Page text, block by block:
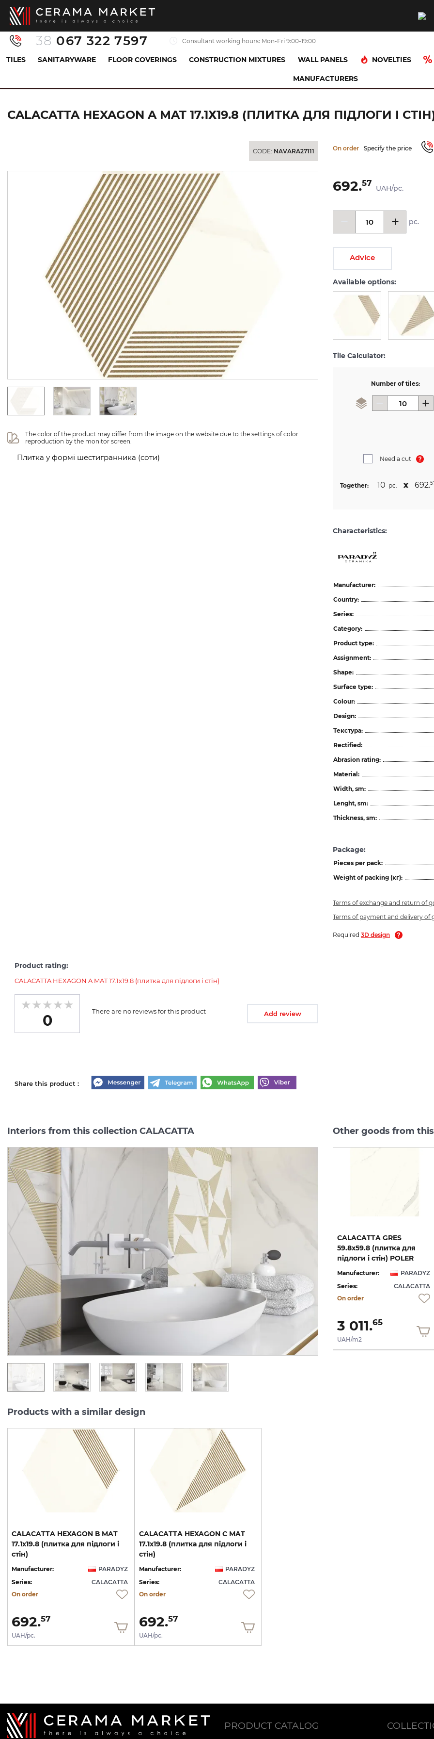
38 067 322 7597 Consultant working hours: Mon-Fri 9:00-19:00
TILES SANITARYWARE FLOOR COVERINGS CONSTRUCTION MIXTURES WALL PANELS NOVELTIES
MANUFACTURERS
CALACATTA HEXAGON A MAT 17.1х19.8 (плитка для підлоги і стін)
CALACATTA HEXAGON A MAT 17.1Х19.8 (ПЛИТКА ДЛЯ ПІДЛОГИ І
CODE: NAVARA27111
The color of the product may differ from the image on the website due to the settings of color
reproduction by the monitor screen.
Плитка у формі шестигранника (соти)
On order Specify the price
692.57
UAH/pc.
pc.
Advice
Available options:
Tile Calculator:
Number of tiles:
Need a cut
Together: 10 pc. х 692.
Characteristics:
Manufacturer:
Country:
Series:
Category:
Product type:
Assignment:
Shape:
Surface type:
Colour:
Design:
Текстура:
Rectified:
Abrasion rating:
Material:
Width, sm:
Lenght, sm:
Thickness, sm:
Package:
Pieces per pack:
Weight of packing (кг):
Terms of exchange and return of
Terms of payment and delivery of
Required 3D design
Product rating:
CALACATTA HEXAGON A MAT 17.1х19.8 (плитка для підлоги і стін)
0
There are no reviews for this product Add review
Share this product :
Interiors from this collection CALACATTA Other goods from
CALACATTA HEXAGON С
MAT 17.1х19.8 (плитка для
підлоги і стін)
Manufacturer:
PARADYZ
Series:
On order
692.57
UAH/pc.
CALACATTA GRES REKT.
POLER 59.8х119.8 (плитка
для підлоги і стін)
Manufacturer:
PARADYZ
Series:
CALACATTA
2 380. 73
для підлоги і стін) 8 мм
Manufacturer:
Series:
CALACATTA
On order
1 964.
UAH/m2
CALACATTA GRES
59.8х59.8 (плитка для
підлоги і стін) POLER
Manufacturer:
PARADYZ
Series:
CALACATTA
On order
3 011.65
UAH/m2
Products with a similar design
CALACATTA HEXAGON В MAT
17.1х19.8 (плитка для підлоги і
стін)
Manufacturer:
PARADYZ
Series:
CALACATTA
On order
692.57
UAH/pc.
CALACATTA HEXAGON С MAT
17.1х19.8 (плитка для підлоги і
стін)
Manufacturer:
PARADYZ
Series:
CALACATTA
On order
692.57
UAH/pc.
PRODUCT CATALOG